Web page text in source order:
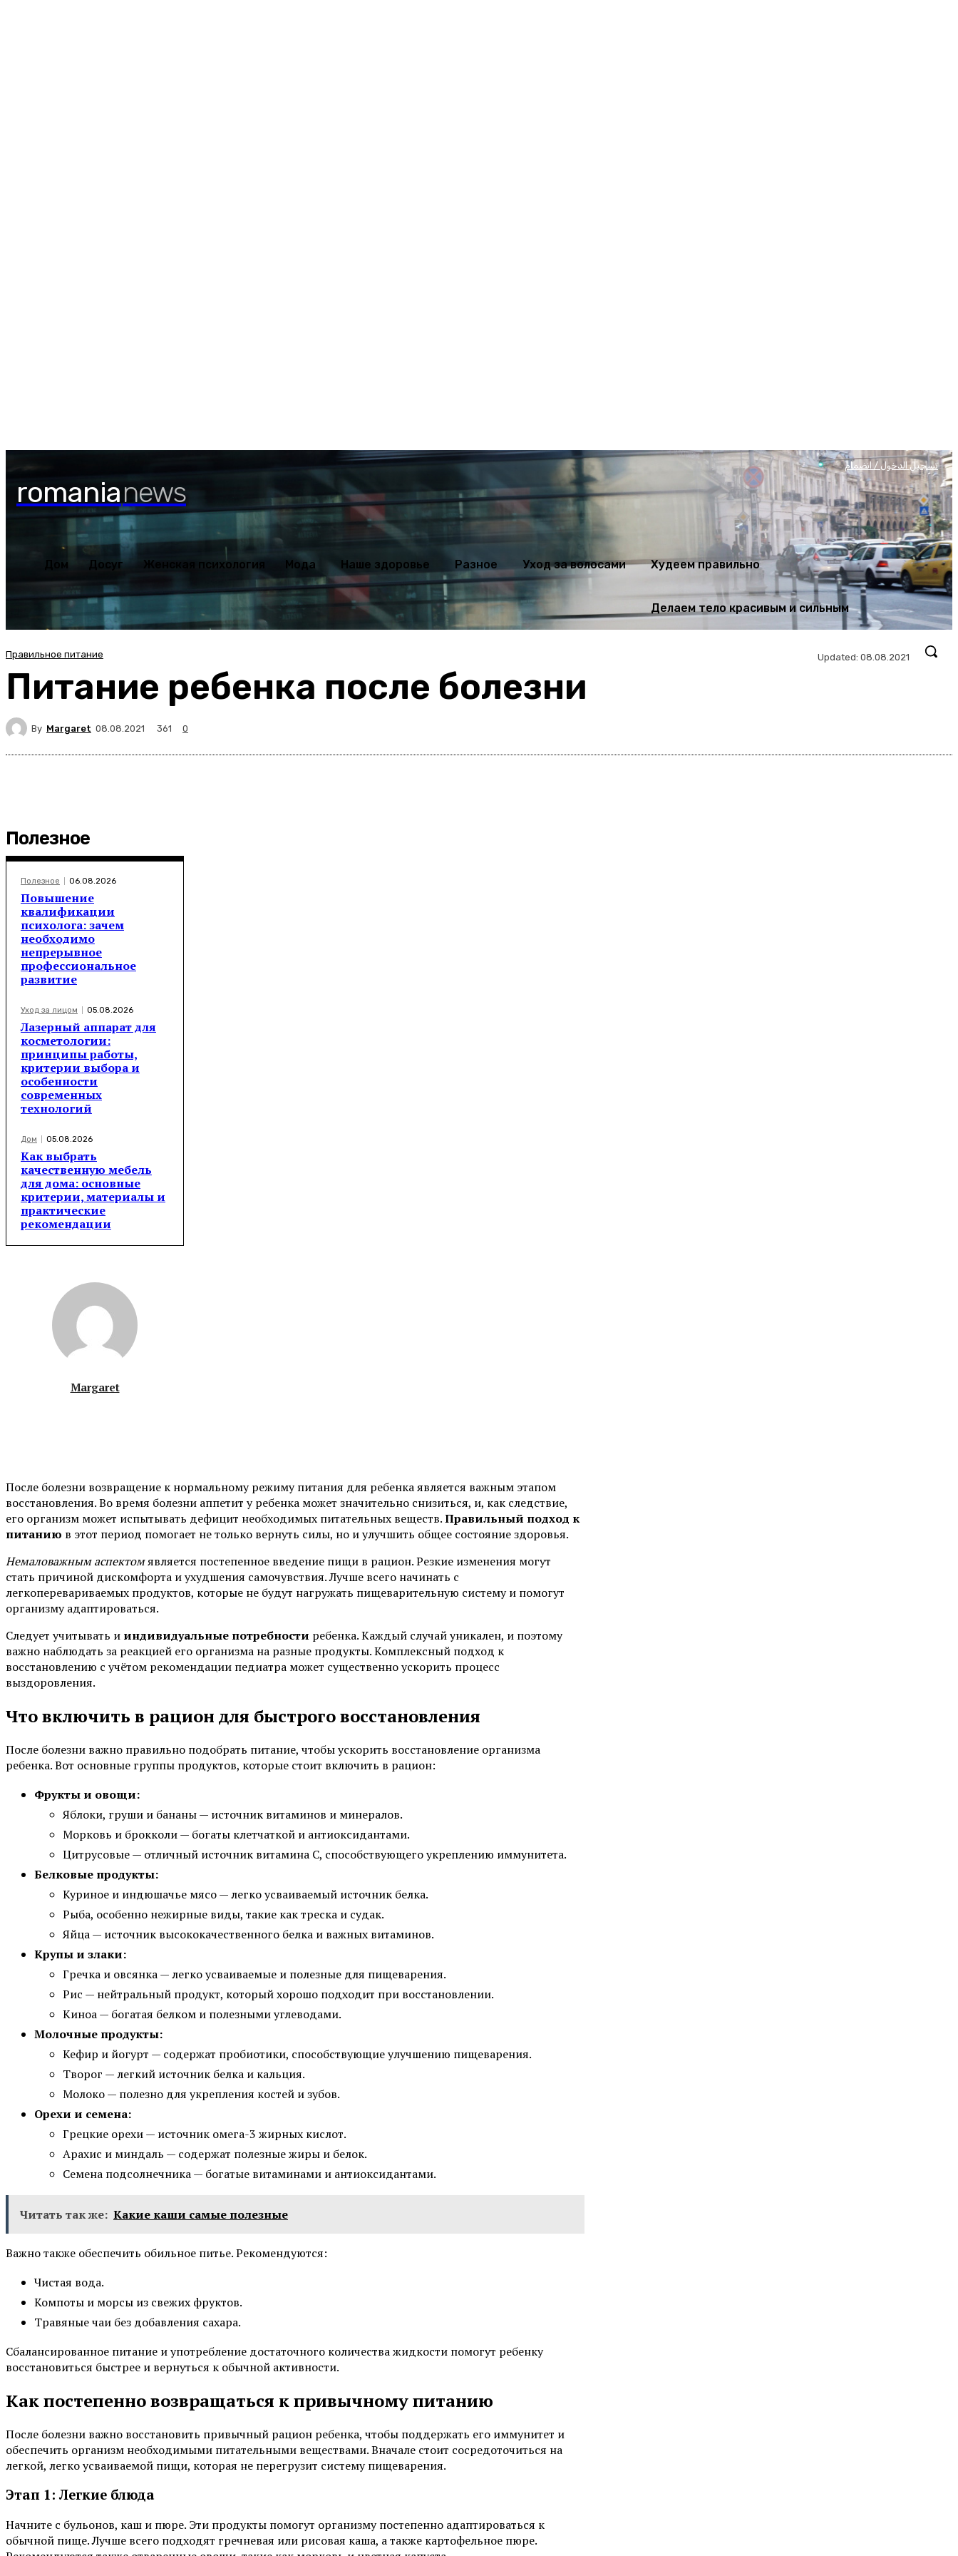
تسجيل الدخول / انضمام
romanianews
Дом Досуг Женская психология Мода Наше здоровье Разное Уход за волосами Худеем правильно
Делаем тело красивым и сильным
Правильное питание Updated: 08.08.2021
Питание ребенка после болезни
By Margaret 08.08.2021 361 0
Полезное
Полезное 06.08.2026
Повышение
квалификации
психолога: зачем
необходимо
непрерывное
профессиональное
развитие
Уход за лицом 05.08.2026
Лазерный аппарат для
косметологии:
принципы работы,
критерии выбора и
особенности
современных
технологий
Дом 05.08.2026
Как выбрать
качественную мебель
для дома: основные
критерии, материалы и
практические
рекомендации
Margaret
После болезни возвращение к нормальному режиму питания для ребенка является важным этапом
восстановления. Во время болезни аппетит у ребенка может значительно снизиться, и, как следствие,
его организм может испытывать дефицит необходимых питательных веществ.Правильный подход к
питанию в этот период помогает не только вернуть силы, но и улучшить общее состояние здоровья.
Немаловажным аспектомявляется постепенное введение пищи в рацион. Резкие изменения могут
стать причиной дискомфорта и ухудшения самочувствия. Лучше всего начинать с
легкоперевариваемых продуктов, которые не будут нагружать пищеварительную систему и помогут
организму адаптироваться.
Следует учитывать и индивидуальные потребности ребенка. Каждый случай уникален, и поэтому
важно наблюдать за реакцией его организма на разные продукты. Комплексный подход к
восстановлению с учётом рекомендации педиатра может существенно ускорить процесс
выздоровления.
Что включить в рацион для быстрого восстановления
После болезни важно правильно подобрать питание, чтобы ускорить восстановление организма
ребенка. Вот основные группы продуктов, которые стоит включить в рацион:
Фрукты и овощи:
Яблоки, груши и бананы — источник витаминов и минералов.
Морковь и брокколи — богаты клетчаткой и антиоксидантами.
Цитрусовые — отличный источник витамина C, способствующего укреплению иммунитета.
Белковые продукты:
Куриное и индюшачье мясо — легко усваиваемый источник белка.
Рыба, особенно нежирные виды, такие как треска и судак.
Яйца — источник высококачественного белка и важных витаминов.
Крупы и злаки:
Гречка и овсянка — легко усваиваемые и полезные для пищеварения.
Рис — нейтральный продукт, который хорошо подходит при восстановлении.
Киноа — богатая белком и полезными углеводами.
Молочные продукты:
Кефир и йогурт — содержат пробиотики, способствующие улучшению пищеварения.
Творог — легкий источник белка и кальция.
Молоко — полезно для укрепления костей и зубов.
Орехи и семена:
Грецкие орехи — источник омега-3 жирных кислот.
Арахис и миндаль — содержат полезные жиры и белок.
Семена подсолнечника — богатые витаминами и антиоксидантами.
Читать так же: Какие каши самые полезные
Важно также обеспечить обильное питье. Рекомендуются:
Чистая вода.
Компоты и морсы из свежих фруктов.
Травяные чаи без добавления сахара.
Сбалансированное питание и употребление достаточного количества жидкости помогут ребенку
восстановиться быстрее и вернуться к обычной активности.
Как постепенно возвращаться к привычному питанию
После болезни важно восстановить привычный рацион ребенка, чтобы поддержать его иммунитет и
обеспечить организм необходимыми питательными веществами. Вначале стоит сосредоточиться на
легкой, легко усваиваемой пищи, которая не перегрузит систему пищеварения.
Этап 1: Легкие блюда
Начните с бульонов, каш и пюре. Эти продукты помогут организму постепенно адаптироваться к
обычной пище. Лучше всего подходят гречневая или рисовая каша, а также картофельное пюре.